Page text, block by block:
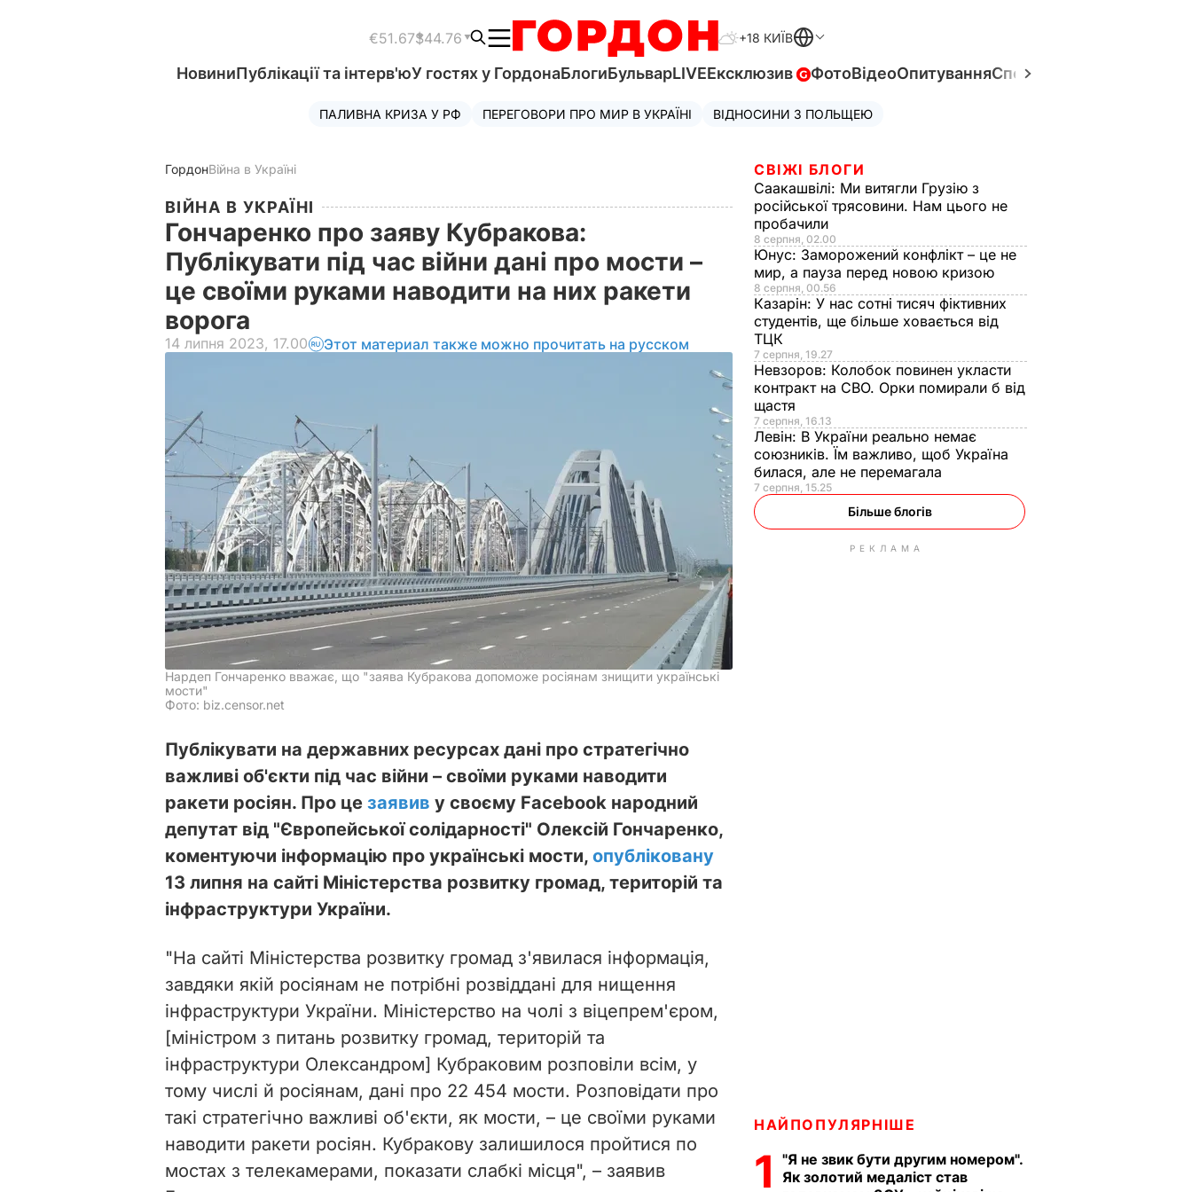
€51.67$44.76 +18 КИЇВ
НовиниПублікації та інтерв'юУ гостях у ГордонаБлогиБульварLIVEЕксклюзив ФотоВідеоОпитуванняСпецпроєкти
ПАЛИВНА КРИЗА У РФ ПЕРЕГОВОРИ ПРО МИР В УКРАЇНІ ВІДНОСИНИ З ПОЛЬЩЕЮ
ГордонВійна в Україні
ВІЙНА В УКРАЇНІ
Гончаренко про заяву Кубракова:
Публікувати під час війни дані про мости –
це своїми руками наводити на них ракети
ворога
14 липня 2023, 17.00 Этот материал также можно прочитать на русском
Нардеп Гончаренко вважає, що "заява Кубракова допоможе росіянам знищити українські
мости"
Фото: biz.censor.net
Публікувати на державних ресурсах дані про стратегічно
важливі об'єкти під час війни – своїми руками наводити
ракети росіян. Про це заявив у своєму Facebook народний
депутат від "Європейської солідарності" Олексій Гончаренко,
коментуючи інформацію про українські мости, опубліковану
13 липня на сайті Міністерства розвитку громад, територій та
інфраструктури України.
"На сайті Міністерства розвитку громад з'явилася інформація,
завдяки якій росіянам не потрібні розвіддані для нищення
інфраструктури України. Міністерство на чолі з віцепрем'єром,
[міністром з питань розвитку громад, територій та
інфраструктури Олександром] Кубраковим розповіли всім, у
тому числі й росіянам, дані про 22 454 мости. Розповідати про
такі стратегічно важливі об'єкти, як мости, – це своїми руками
наводити ракети росіян. Кубракову залишилося пройтися по
мостах з телекамерами, показати слабкі місця", – заявив
СВІЖІ БЛОГИ
Саакашвілі: Ми витягли Грузію з
російської трясовини. Нам цього не
пробачили
8 серпня, 02.00
Юнус: Заморожений конфлікт – це не
мир, а пауза перед новою кризою
8 серпня, 00.56
Казарін: У нас сотні тисяч фіктивних
студентів, ще більше ховається від
ТЦК
7 серпня, 19.27
Невзоров: Колобок повинен укласти
контракт на СВО. Орки помирали б від
щастя
7 серпня, 16.13
Левін: В України реально немає
союзників. Їм важливо, щоб Україна
билася, але не перемагала
7 серпня, 15.25
Більше блогів
РЕКЛАМА
НАЙПОПУЛЯРНІШЕ
1
"Я не звик бути другим номером".
Як золотий медаліст став